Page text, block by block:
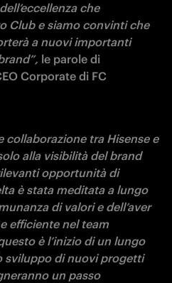
che
Club e siamo convinti che
a nuovi importanti
Corporate di FC
collaborazione tra Hisense e
alla visibilità del brand
opportunità di
è stata meditata a lungo
di valori e dell’aver
efficiente nel team
è l’inizio di un lungo
sviluppo di nuovi progetti
un passo